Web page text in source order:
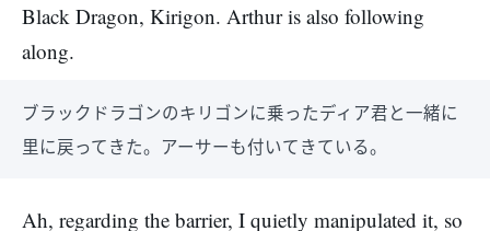
Black Dragon, Kirigon. Arthur is also following
along.
ブラックドラゴンのキリゴンに乗ったディア君と一緒に
里に戻ってきた。アーサーも付いてきている。
Ah, regarding the barrier, I quietly manipulated it, so